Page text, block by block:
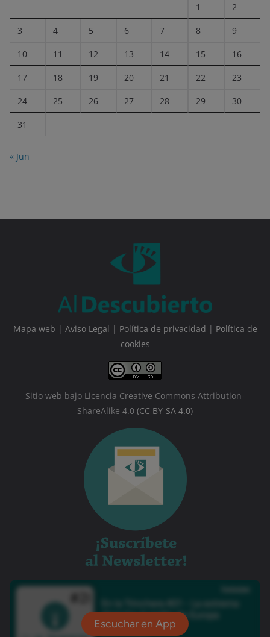
1 2
3 4 5 6 7 8 9
10 11 12 13 14 15 16
17 18 19 20 21 22 23
24 25 26 27 28 29 30
31
« Jun
Mapa web | Aviso Legal | Política de privacidad | Política de
cookies
Sitio web bajo Licencia Creative Commons Attribution-
ShareAlike 4.0 (CC BY-SA 4.0)